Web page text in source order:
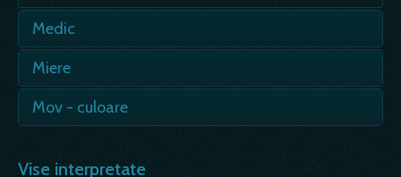
Medic
perioada de suferinta fizica, dar de cele mai
multe ori morala sau psihica.…
Miere
- vei face niste lucruri din care vei castiga; - in
general, mierea inseamna o bucurie, nici prea
Mov - culoare
nevoie sa iti limpezesti mintea de gandurile
Vise interpretate